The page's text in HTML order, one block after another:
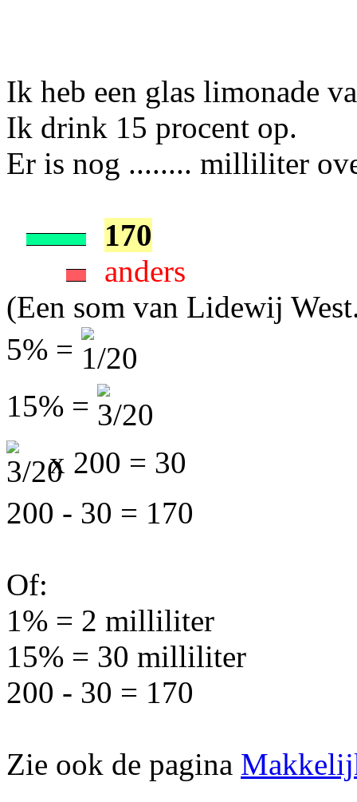
Ik heb een glas limonade
Ik drink 15 procent op.
Er is nog ........ milliliter
170
anders
(Een som van Lidewij
5% =
15% =
x 200 = 30
200 - 30 = 170
Of:
1% = 2 milliliter
15% = 30 milliliter
200 - 30 = 170
Zie ook de pagina